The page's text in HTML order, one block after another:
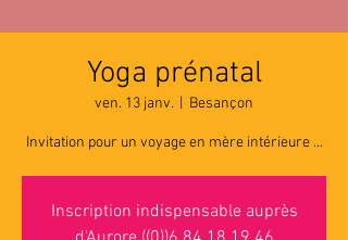
Yoga prénatal
ven. 13 janv. Besançon
Invitation pour un voyage en mère intérieure ...
Inscription indispensable auprès